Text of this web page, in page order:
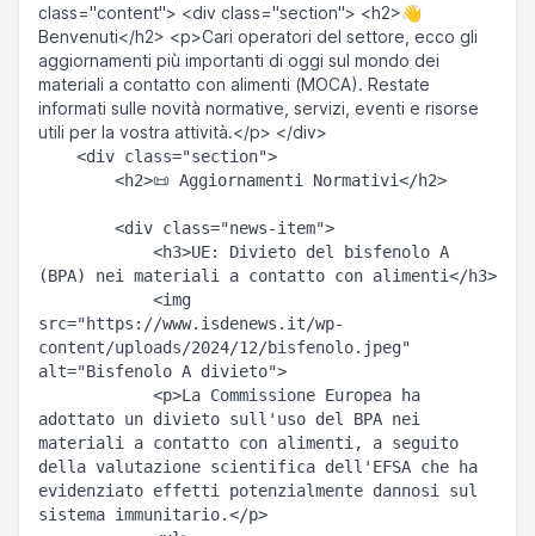
class="content"> <div class="section"> <h2>👋
Benvenuti</h2> <p>Cari operatori del settore, ecco gli
aggiornamenti più importanti di oggi sul mondo dei
materiali a contatto con alimenti (MOCA). Restate
informati sulle novità normative, servizi, eventi e risorse
utili per la vostra attività.</p> </div>
(BPA) nei materiali a contatto con alimenti</h3>
src="https://www.isdenews.it/wp-
content/uploads/2024/12/bisfenolo.jpeg"
alt="Bisfenolo A divieto">
adottato un divieto sull'uso del BPA nei
materiali a contatto con alimenti, a seguito
della valutazione scientifica dell'EFSA che ha
evidenziato effetti potenzialmente dannosi sul
sistema immunitario.</p>